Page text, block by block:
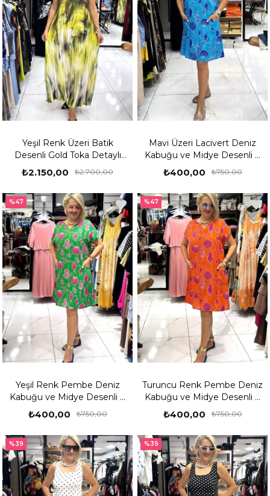
Yeşil Renk Üzeri Batik
Desenli Gold Toka Detaylı
Uzun Elbise
₺2.150,00 ₺2.700,00
Mavi Üzeri Lacivert Deniz
Kabuğu ve Midye Desenli V
Yaka Kısa Kollu Elbise
₺400,00 ₺750,00
Yeşil Renk Pembe Deniz
Kabuğu ve Midye Desenli V
Yaka Kısa Kollu Elbise
₺400,00 ₺750,00
%47
Turuncu Renk Pembe Deniz
Kabuğu ve Midye Desenli V
Yaka Kısa Kollu Elbise
₺400,00 ₺750,00
%47
%39 %39